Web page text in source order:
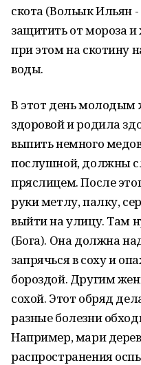
скота (Вольык Ильян
защитить от мороза
при этом на скотину
воды.
В этот день молодым
здоровой и родила
выпить немного
послушной, должны
пряслицем. После
руки метлу, палку,
выйти на улицу. Там
(Бога). Она должна
запрячься в соху и
бороздой. Другим
сохой. Этот обряд
разные болезни
Например, мари
распространения